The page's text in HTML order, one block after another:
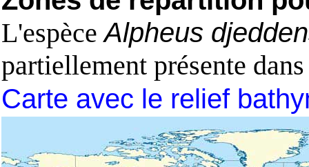
L'espèceAlpheus
partiellement présente
Carte avec le relief